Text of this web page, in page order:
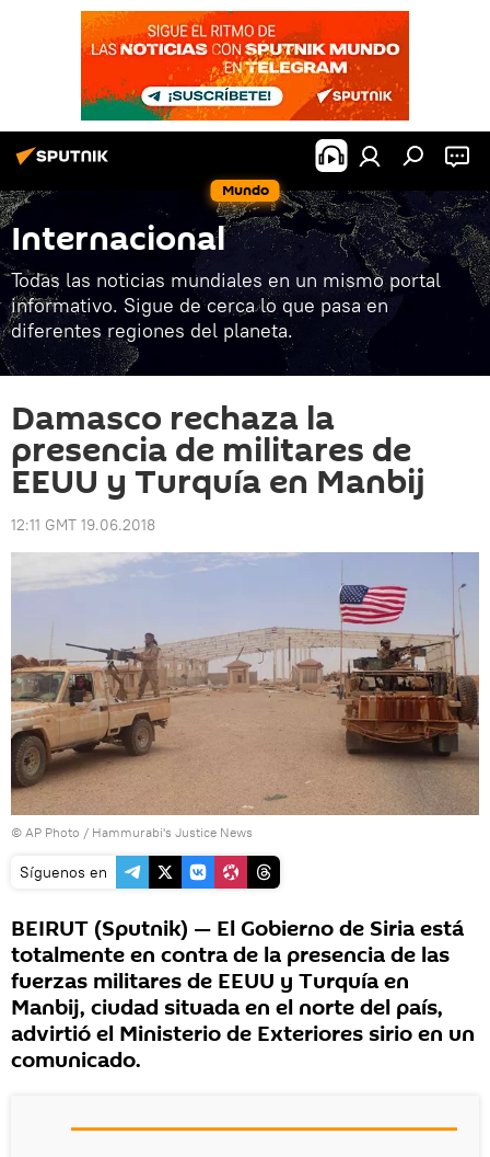
Mundo
Internacional
Todas las noticias mundiales en un mismo portal
informativo. Sigue de cerca lo que pasa en
diferentes regiones del planeta.
Damasco rechaza la
presencia de militares de
EEUU y Turquía en Manbij
12:11 GMT 19.06.2018
© AP Photo / Hammurabi's Justice News
Síguenos en
BEIRUT (Sputnik) — El Gobierno de Siria está
totalmente en contra de la presencia de las
fuerzas militares de EEUU y Turquía en
Manbij, ciudad situada en el norte del país,
advirtió el Ministerio de Exteriores sirio en un
comunicado.